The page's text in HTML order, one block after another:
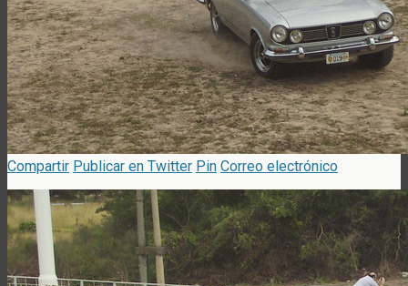
Compartir Publicar en Twitter Pin Correo electrónico